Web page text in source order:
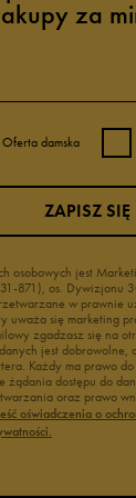
za
Oferta damska
osobowych jest
871), os. Dywizjonu
w prawnie
uważa się marketing
zgadzasz się na
jest dobrowolne,
Każdy ma prawo
żądania dostępu do
oraz prawo
oświadczenia o
ZAPISZ SIĘ